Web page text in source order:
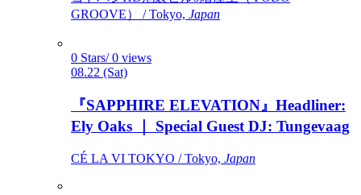
GROOVE） / Tokyo, Japan
0 Stars/ 0 views
08.22 (Sat)
『SAPPHIRE ELEVATION』Headliner:
Ely Oaks ｜ Special Guest DJ: Tungevaag
CÉ LA VI TOKYO / Tokyo, Japan